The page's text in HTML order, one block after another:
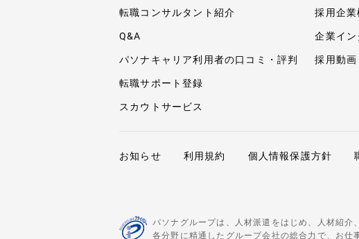
転職コンサルタント紹介
Q&A
パソナキャリア利用者の口コミ・評判
転職サポート登録
スカウトサービス
採用企業
企業イン
採用動画
お知らせ 利用規約 個人情報保護方針
パソナグループは、人材派遣をはじめ、人材紹介
各分野に精通したグループ会社の総合力で、お仕